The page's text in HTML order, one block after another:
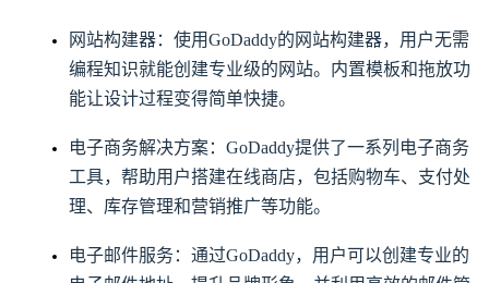
网站构建器：使用GoDaddy的网站构建器，用户无需
编程知识就能创建专业级的网站。内置模板和拖放功
能让设计过程变得简单快捷。
电子商务解决方案：GoDaddy提供了一系列电子商务
工具，帮助用户搭建在线商店，包括购物车、支付处
理、库存管理和营销推广等功能。
电子邮件服务：通过GoDaddy，用户可以创建专业的